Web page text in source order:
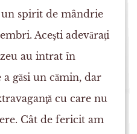
spirit de mândrie
Aceşti adevăraţi
au intrat în
a găsi un cămin, dar
cu care nu
Cât de fericit am